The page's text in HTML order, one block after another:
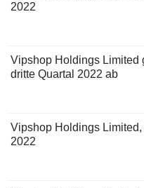
2022
Vipshop Holdings Limited
dritte Quartal 2022 ab
Vipshop Holdings
2022